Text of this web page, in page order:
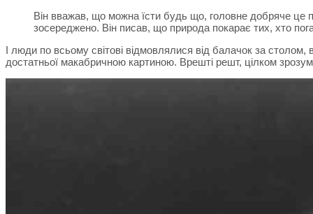
Він вважав, що можна їсти будь що, головне добряче це
зосереджено. Він писав, що природа покарає тих, хто
І люди по всьому світові відмовлялися від балачок за
достатньої макабричною картиною. Врешті решт, цілком